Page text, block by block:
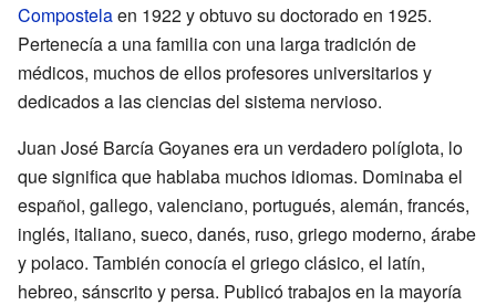
Compostelaen 1922 y obtuvo su doctorado en 1925.
Pertenecía a una familia con una larga tradición de
médicos, muchos de ellos profesores universitarios y
dedicados a las ciencias del sistema nervioso.
Juan José Barcía Goyanes era un verdadero políglota, lo
que significa que hablaba muchos idiomas. Dominaba el
español, gallego, valenciano, portugués, alemán, francés,
inglés, italiano, sueco, danés, ruso, griego moderno, árabe
y polaco. También conocía el griego clásico, el latín,
hebreo, sánscrito y persa. Publicó trabajos en la mayoría